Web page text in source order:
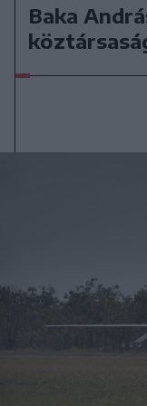
Baka